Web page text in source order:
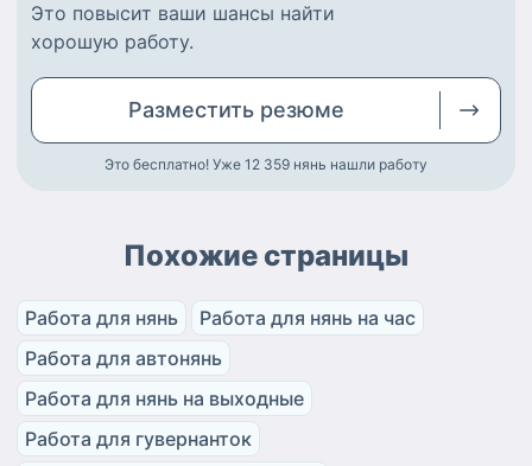
Это повысит ваши шансы найти
хорошую работу.
Разместить резюме
Это бесплатно! Уже 12 359 нянь нашли работу
Похожие страницы
Работа для нянь
Работа для нянь на час
Работа для автонянь
Работа для нянь на выходные
Работа для гувернанток